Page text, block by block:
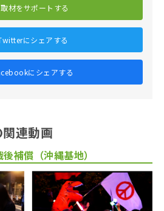
取材をサポートする
にシェアする
にシェアする
連動画
補償（沖縄基地）